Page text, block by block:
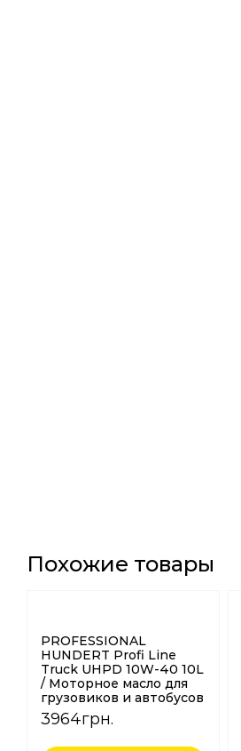
Похожие товары
PROFESSIONAL
HUNDERT Profi Line
Truck UHPD 10W-40 10L
/ Моторное масло для
грузовиков и автобусов
3964грн.